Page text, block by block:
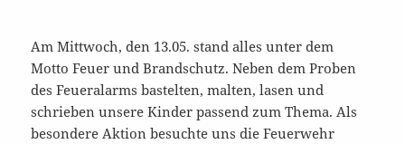
Am Mittwoch, den 13.05. stand alles unter dem
Motto Feuer und Brandschutz. Neben dem Proben
des Feueralarms bastelten, malten, lasen und
schrieben unsere Kinder passend zum Thema. Als
besondere Aktion besuchte uns die Feuerwehr